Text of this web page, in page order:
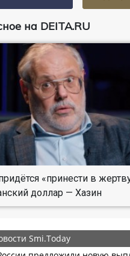
на DEITA.RU
«принести в
доллар — Хазин